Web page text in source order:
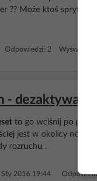
?? Może ktoś sprytnie
Odpowiedzi: 2
-
to go wciśnij po
jest w okolicy nóg
rozruchu .
Sty 2016 19:44